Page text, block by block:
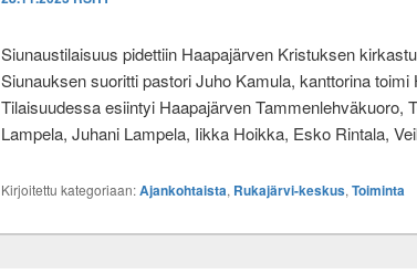
Siunaustilaisuus pidettiin Haapajärven Kristuksen
Siunauksen suoritti pastori Juho Kamula, kanttorina toimi
Tilaisuudessa esiintyi Haapajärven Tammenlehväkuoro,
Lampela, Juhani Lampela, Iikka Hoikka, Esko Rintala,
Kirjoitettu kategoriaan:Ajankohtaista, Rukajärvi-keskus, Toiminta